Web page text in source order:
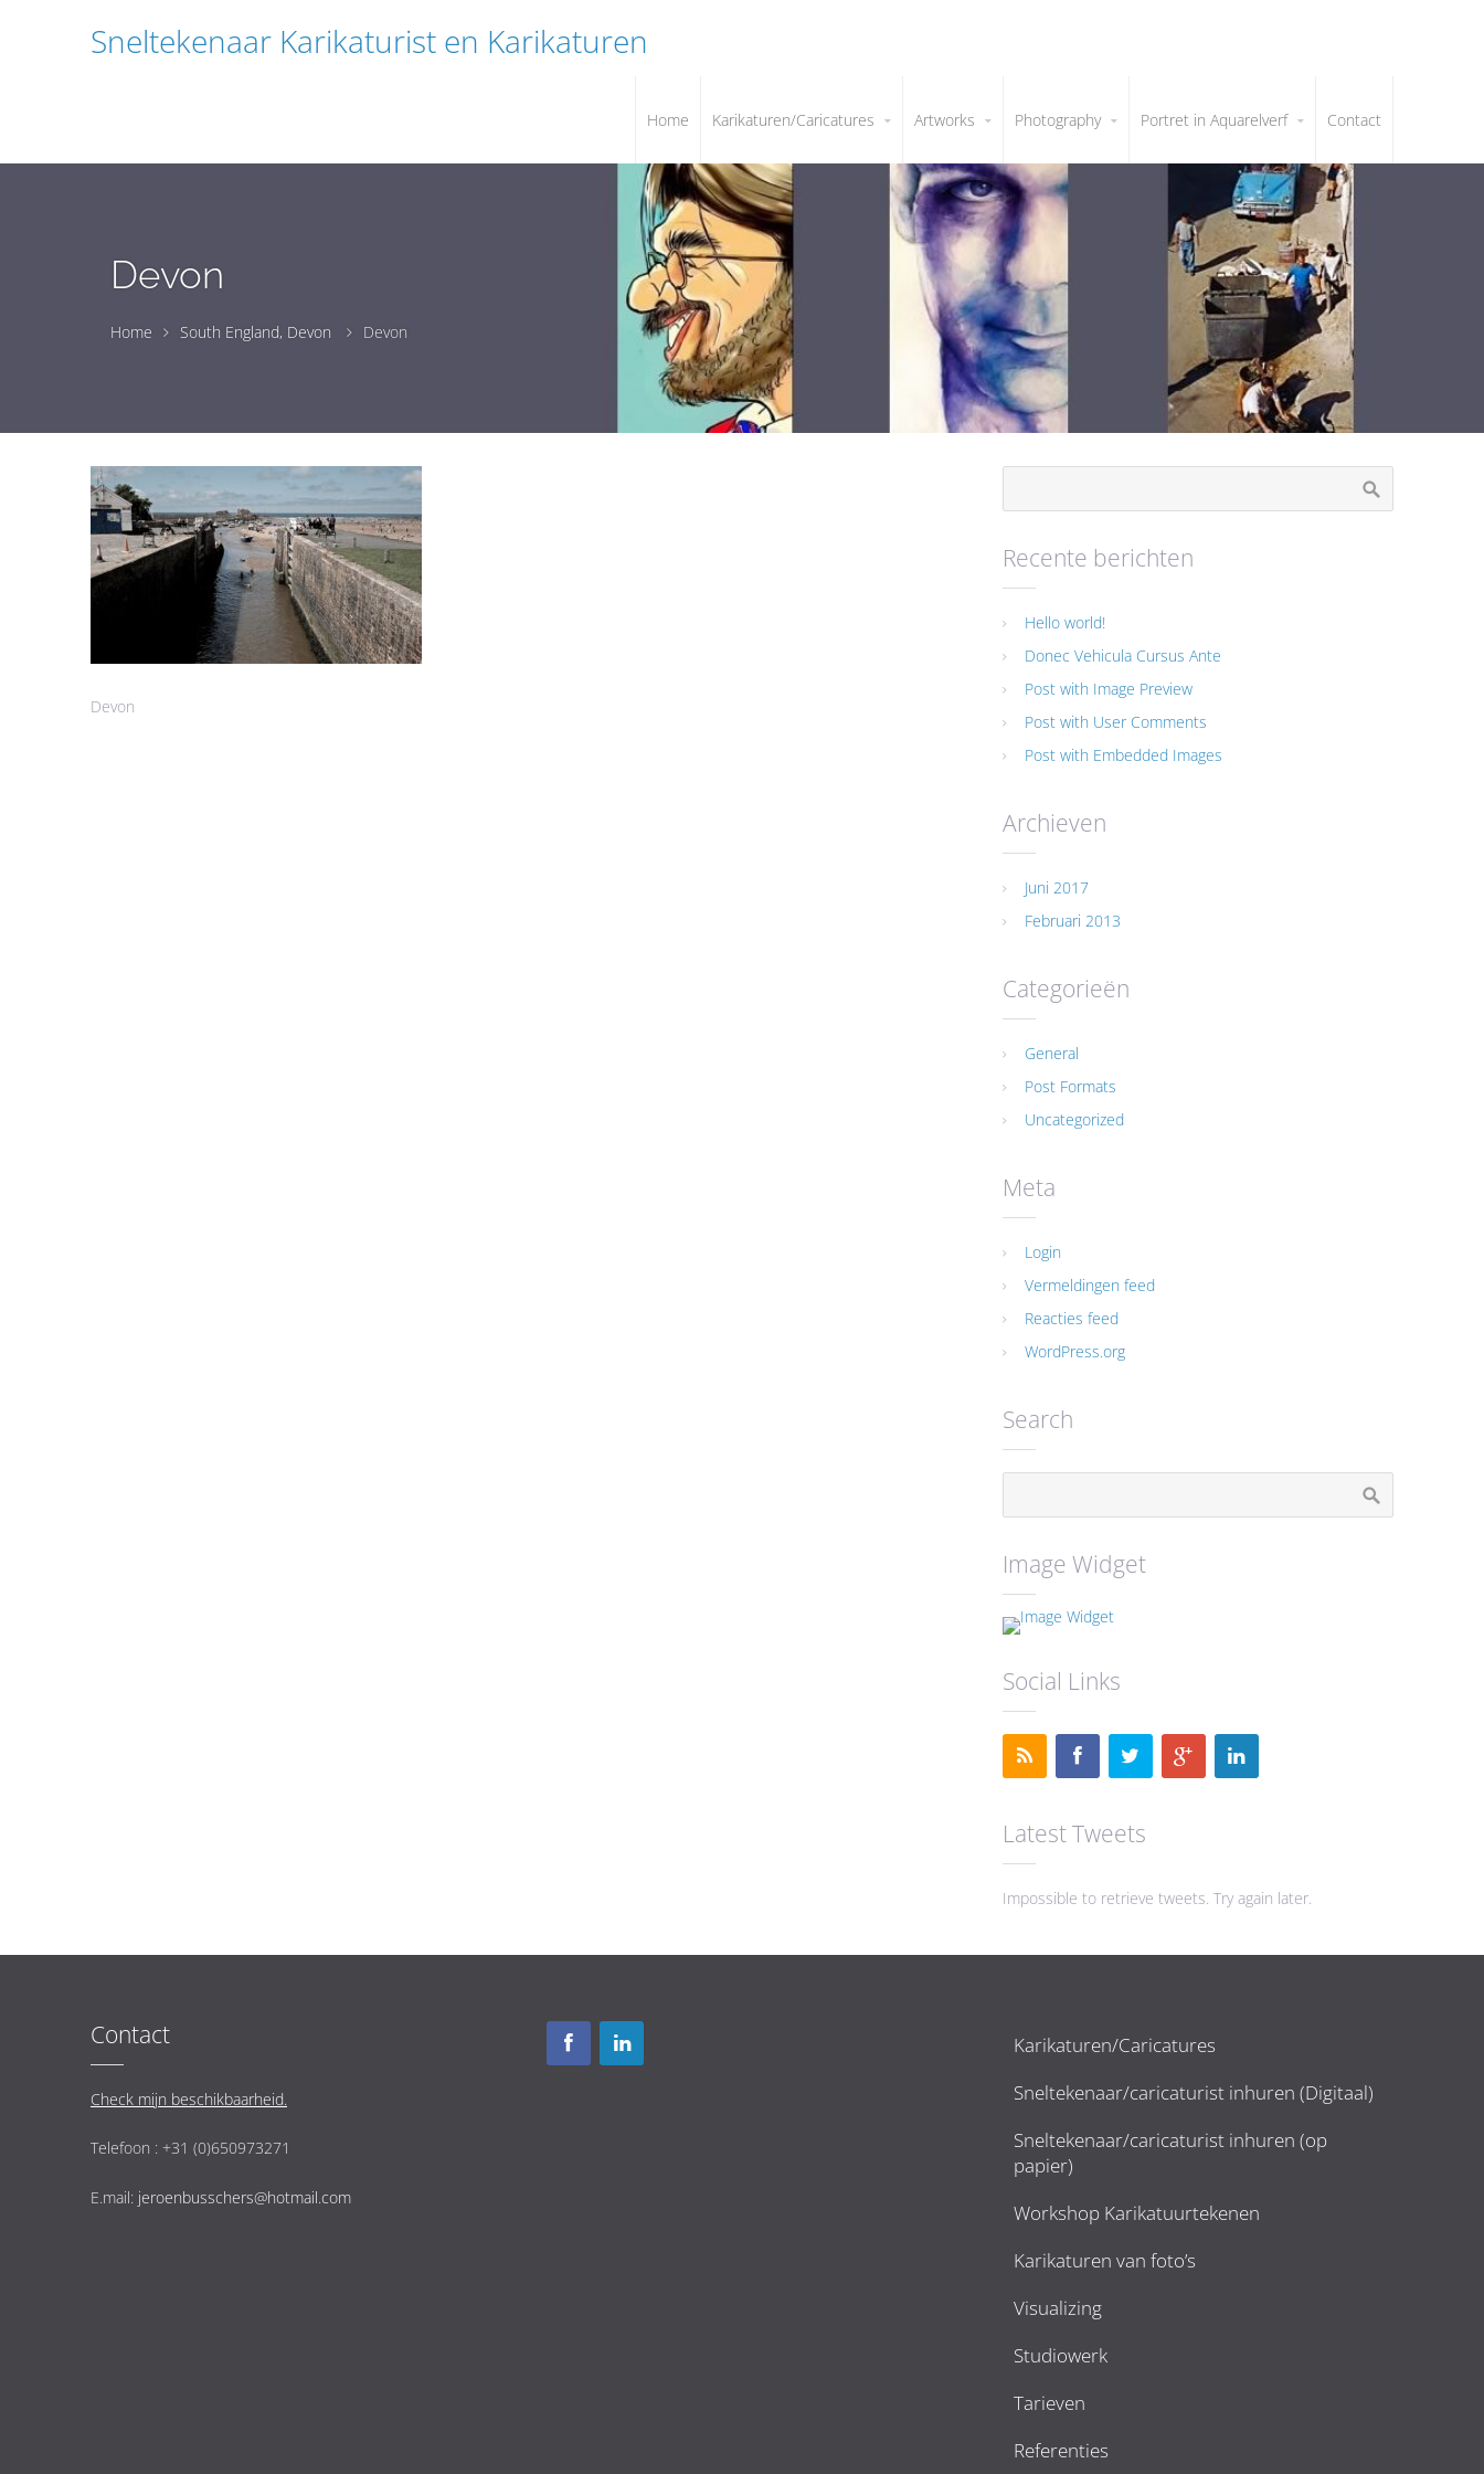
Sneltekenaar Karikaturist en Karikaturen
Home Karikaturen/Caricatures Artworks Photography Portret in Aquarelverf Contact
Devon
Home South England, Devon Devon
Devon
Recente berichten
Hello world!
Donec Vehicula Cursus Ante
Post with Image Preview
Post with User Comments
Post with Embedded Images
Archieven
Juni 2017
Februari 2013
Categorieën
General
Post Formats
Uncategorized
Meta
Login
Vermeldingen feed
Reacties feed
WordPress.org
Search
Image Widget
Social Links
Latest Tweets
Impossible to retrieve tweets. Try again later.
Contact
Check mijn beschikbaarheid.
Telefoon : +31 (0)650973271
E.mail: jeroenbusschers@hotmail.com
Karikaturen/Caricatures
Sneltekenaar/caricaturist inhuren (Digitaal)
Sneltekenaar/caricaturist inhuren (op
papier)
Workshop Karikatuurtekenen
Karikaturen van foto’s
Visualizing
Studiowerk
Tarieven
Referenties